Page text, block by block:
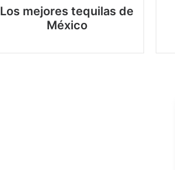
Los mejores tequilas de
México